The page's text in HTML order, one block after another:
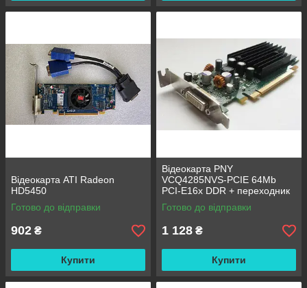
Відеокарта ATI Radeon
HD5450
Готово до відправки
902 ₴
Купити
Відеокарта PNY
VCQ4285NVS-PCIE 64Mb
PCI-E16x DDR + переходник
Готово до відправки
1 128 ₴
Купити